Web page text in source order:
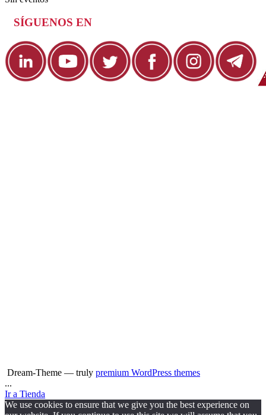
SÍGUENOS EN
Dream-Theme — truly premium WordPress themes
...
Ir a Tienda
We use cookies to ensure that we give you the best experience on